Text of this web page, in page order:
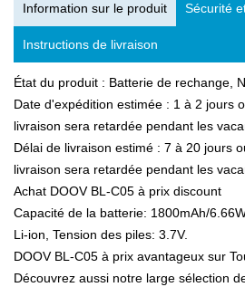
Information sur le produit Sécurité
Instructions de livraison
État du produit : Batterie de rechange,
Date d'expédition estimée : 1 à 2 jours
livraison sera retardée pendant les
Délai de livraison estimé : 7 à 20 jours
livraison sera retardée pendant les
Achat DOOV BL-C05 à prix discount
Capacité de la batterie: 1800mAh/
Li-ion, Tension des piles: 3.7V.
DOOV BL-C05 à prix avantageux sur
Découvrez aussi notre large sélection